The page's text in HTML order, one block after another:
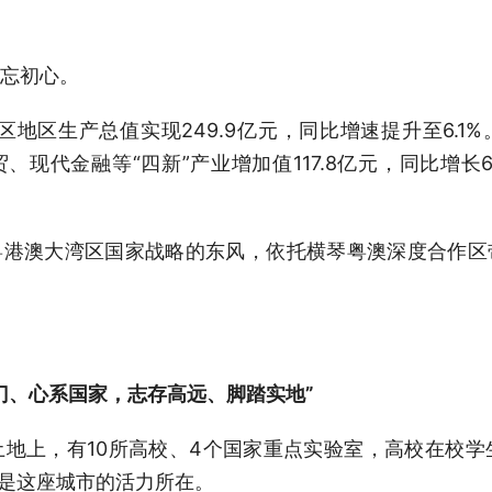
初心。
地区生产总值实现249.9亿元，同比增速提升至6.1%
现代金融等“四新”产业增加值117.8亿元，同比增长
澳大湾区国家战略的东风，依托横琴粤澳深度合作
、心系国家，志存高远、脚踏实地”
上，有10所高校、4个国家重点实验室，高校在校
这座城市的活力所在。